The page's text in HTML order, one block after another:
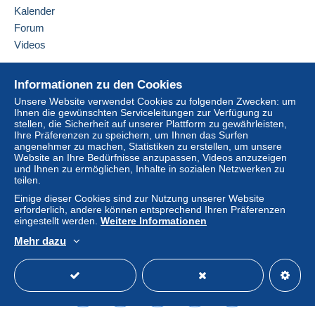
Konto des Käufers nach sich ziehen.
Sollten die Verkaufsbedingungen des Verkäufers
Klauseln enthalten, die sich auf die Zahlung
Zahlungsbedingungen der Delcampe-Website, wie
sie in den Nutzungsbedingungen definiert sind.
Käufe müssen, nachdem der Verkäufer die
Endabrechnung geschickt hat, innerhalb von14
Tagenbezahlt werden.
Garantie:
Lasten des Käufers.
Alle Angaben zu Fristen bezüglich der
Rücksendung von Artikeln und der Rückerstattung
des Kaufbetrags finden Sie in der
Belgien
Diesen Verkäufer zu den Favoriten hinzufügen
hinzufügen
Informationen zu den Cookies
Unsere Website verwendet Cookies zu folgenden Zwecken: um
Ihnen die gewünschten Serviceleitungen zur Verfügung zu
stellen, die Sicherheit auf unserer Plattform zu gewährleisten,
Ihre Präferenzen zu speichern, um Ihnen das Surfen
angenehmer zu machen, Statistiken zu erstellen, um unsere
Website an Ihre Bedürfnisse anzupassen, Videos anzuzeigen
und Ihnen zu ermöglichen, Inhalte in sozialen Netzwerken zu
teilen.
Einige dieser Cookies sind zur Nutzung unserer Website
erforderlich, andere können entsprechend Ihren Präferenzen
eingestellt werden. Weitere Informationen
Mehr dazu
Kalender
Forum
Videos
Online-Hilfe
Auf Delcampe kaufen
Auf Delcampe verkaufen
Eine sichere Website